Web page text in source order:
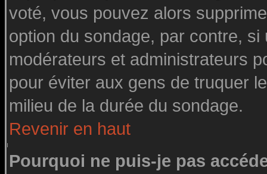
voté, vous pouvez alors
option du sondage, par contre,
modérateurs et administrateurs
pour éviter aux gens de truquer
milieu de la durée du sondage.
Revenir en haut
Pourquoi ne puis-je pas